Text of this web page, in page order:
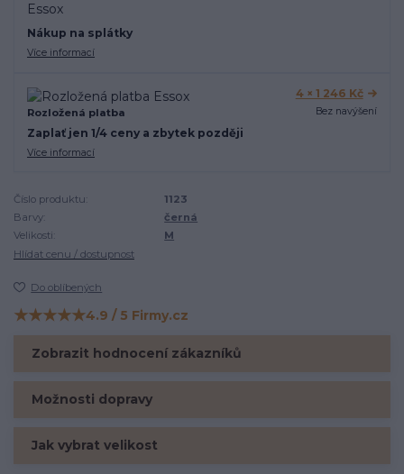
Nákup na splátky
Více informací
Rozložená platba
4 × 1 246 Kč
Bez navýšení
Zaplať jen 1/4 ceny a zbytek později
Více informací
Číslo produktu:
1123
Barvy:
černá
Velikosti:
M
Hlídat cenu / dostupnost
Do oblíbených
Hodnocení na Firmy.cz
★★★★★4.9 / 5 Firmy.cz
Zobrazit hodnocení zákazníků
Možnosti dopravy
Jak vybrat velikost